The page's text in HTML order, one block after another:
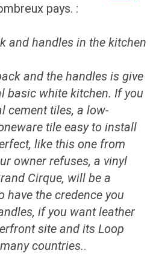
pays. :
and handles in the kitchen
and the handles is give
basic white kitchen. If you
cement tiles, a low-
tile easy to install
like this one from
owner refuses, a vinyl
Cirque, will be a
have the credence you
if you want leather
site and its Loop
countries..